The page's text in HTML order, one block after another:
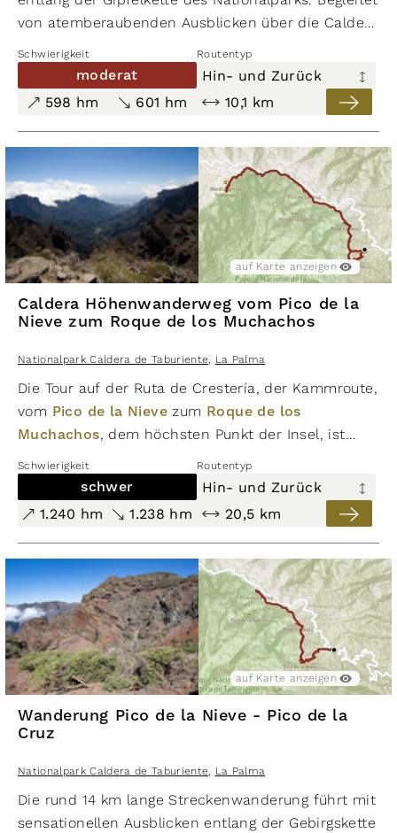
Wanderung Pico de la Nieve - Pico
de la Cruz
Nationalpark Caldera de Taburiente
moderat
448 hm
11,0 km
Wanderung durch den Barranco de
las Angustias zum Wasserfall
Cascada de Colores
Nationalpark Caldera de Taburiente
La Palma
auf Karte anzeigen
auf Karte ausblenden
schwer
355 hm
2.287 hm
14,2 km
Wanderung vom Roque de los
Muchachos zum Mirador El Time
Nationalpark Caldera de Taburiente
La Palma
auf Karte anzeigen
auf Karte ausblenden
von atemberaubenden Ausblicken über die Caldera
de Taburiente führt die Wanderung durch die
Hochgebirgszone der Insel La Palma.
Schwierigkeit Routentyp
moderat
Hin- und Zurück
598 hm
601 hm 10,1 km
auf Karte anzeigen
Caldera Höhenwanderweg vom Pico de la
Nieve zum Roque de los Muchachos
Nationalpark Caldera de Taburiente, La Palma
Die Tour auf der Ruta de Crestería, der Kammroute,
vom Pico de la Nievezum Roque de los
Muchachos, dem höchsten Punkt der Insel, ist
einer der schönsten Wanderwege La Palmas. Auf
schmalen, felsigen Pfaden führt der Weg entlang
der Gipfelkette der Caldera mit atemberaubenden
Ausblicken in den Nationalpark und zur Küste.
Schwierigkeit Routentyp
schwer
Hin- und Zurück
1.240 hm
1.238 hm 20,5 km
auf Karte anzeigen
Wanderung Pico de la Nieve - Pico de la
Cruz
Nationalpark Caldera de Taburiente, La Palma
Die rund 14 km lange Streckenwanderung führt mit
sensationellen Ausblicken entlang der Gebirgskette